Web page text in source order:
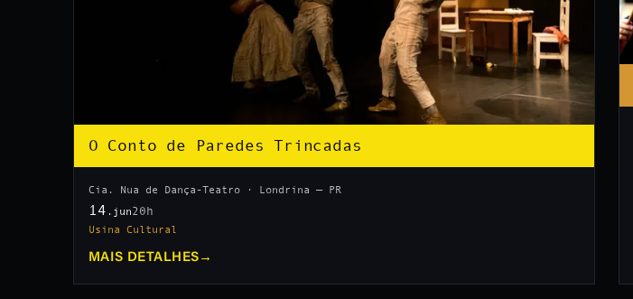
O Conto de Paredes Trincadas
Cia. Nua de Dança-Teatro · Londrina — PR
14 .jun20h
Usina Cultural
MAIS DETALHES →